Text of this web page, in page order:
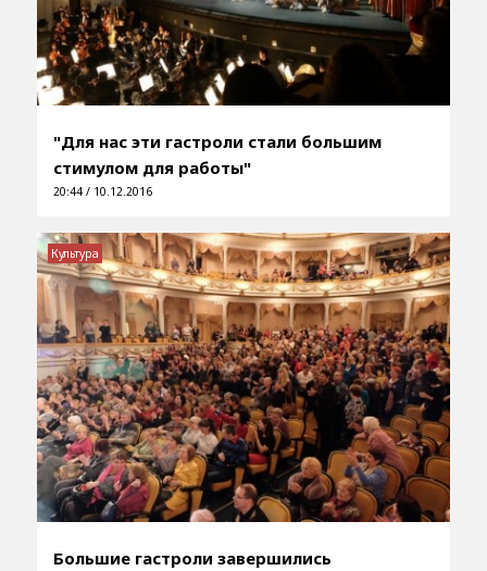
"Для нас эти гастроли стали большим
стимулом для работы"
20:44 / 10.12.2016
Большие гастроли завершились
Культура